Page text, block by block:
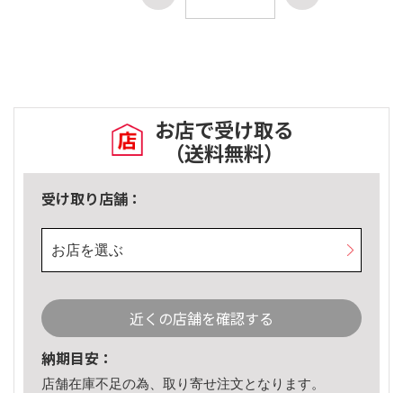
お店で受け取る
（送料無料）
受け取り店舗：
お店を選ぶ
近くの店舗を確認する
納期目安：
店舗在庫不足の為、取り寄せ注文となります。